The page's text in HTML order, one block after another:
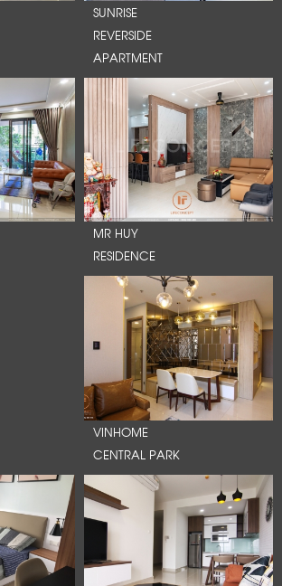
SUNRISE
REVERSIDE
APARTMENT
MR HUY
RESIDENCE
VINHOME
CENTRAL PARK